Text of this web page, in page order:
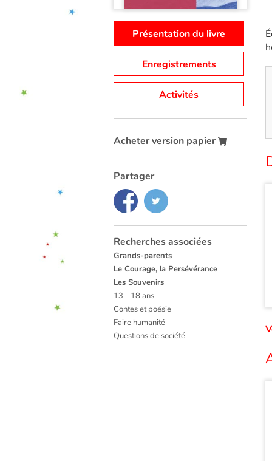
Présentation du livre
Enregistrements
Activités
Acheter version papier
Partager
Recherches associées
Grands-parents
Le Courage, la Persévérance
Les Souvenirs
13 - 18 ans
Contes et poésie
Faire humanité
Questions de société